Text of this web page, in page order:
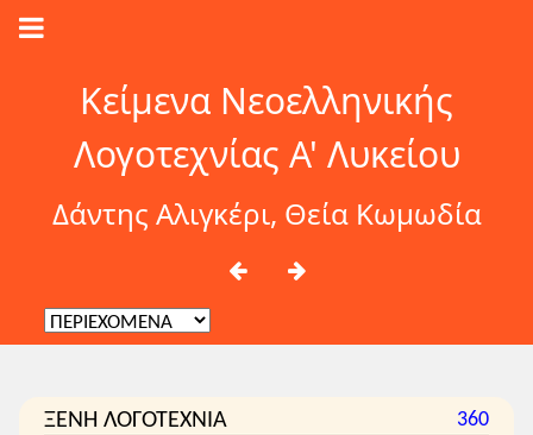
Κείμενα Νεοελληνικής
Λογοτεχνίας Α' Λυκείου
Δάντης Αλιγκέρι, Θεία Κωμωδία
ΞΕΝΗ ΛΟΓΟΤΕΧΝΙΑ 360